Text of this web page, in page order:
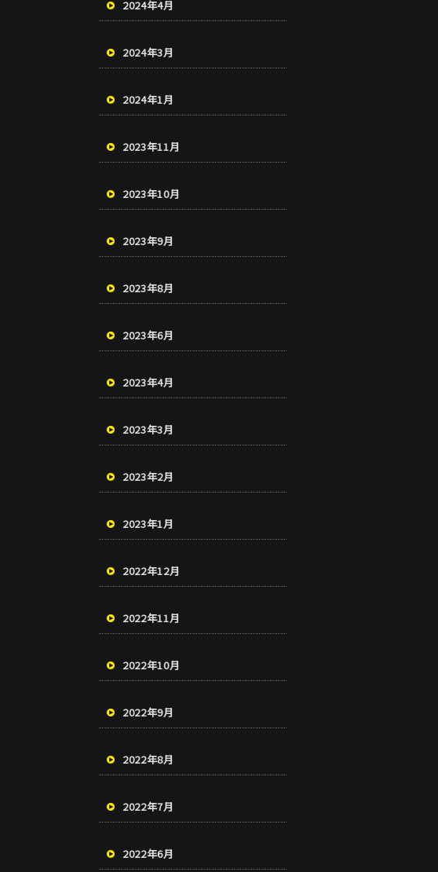
2024年4月
2024年3月
2024年1月
2023年11月
2023年10月
2023年9月
2023年8月
2023年6月
2023年4月
2023年3月
2023年2月
2023年1月
2022年12月
2022年11月
2022年10月
2022年9月
2022年8月
2022年7月
2022年6月